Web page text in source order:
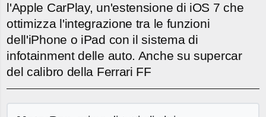
l'Apple CarPlay, un'estensione di iOS 7 che
ottimizza l'integrazione tra le funzioni
dell'iPhone o iPad con il sistema di
infotainment delle auto. Anche su supercar
del calibro della Ferrari FF